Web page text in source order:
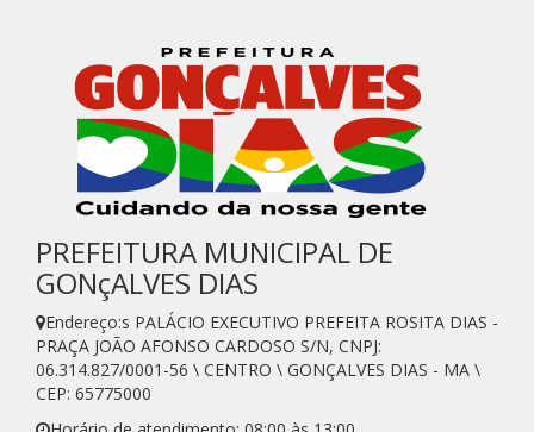
PREFEITURA MUNICIPAL DE
GONçALVES DIAS
Endereço:s PALÁCIO EXECUTIVO PREFEITA ROSITA DIAS -
PRAÇA JOÃO AFONSO CARDOSO S/N, CNPJ:
06.314.827/0001-56 \ CENTRO \ GONÇALVES DIAS - MA \
CEP: 65775000